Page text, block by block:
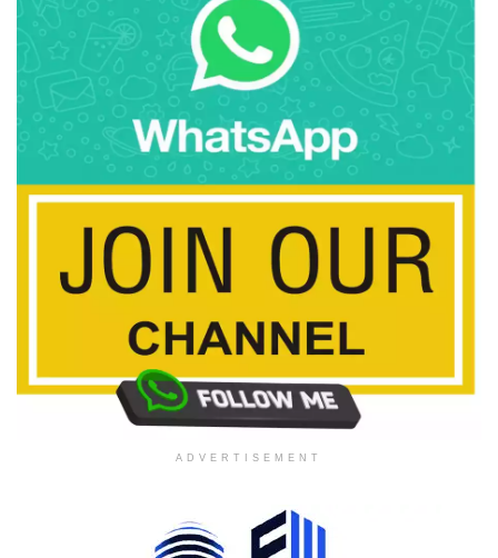
ADVERTISEMENT